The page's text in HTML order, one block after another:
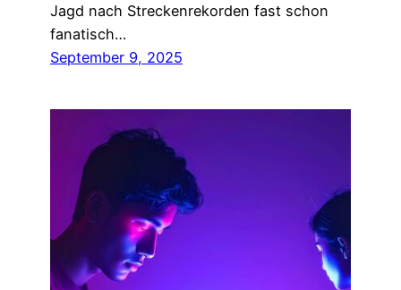
Jagd nach Streckenrekorden fast schon
fanatisch…
September 9, 2025